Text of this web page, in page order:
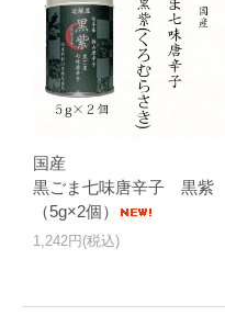
国産
黒ごま七味唐辛子 黒紫
（5g×2個）
1,242円(税込)